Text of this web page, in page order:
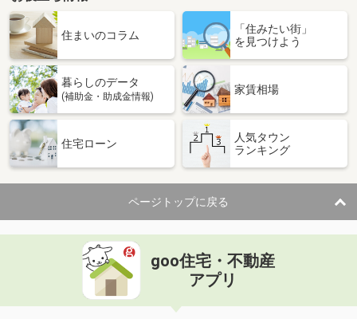
住まいのコラム
「住みたい街」
を見つけよう
暮らしのデータ
(補助金・助成金情報)
家賃相場
住宅ローン
人気タウン
ランキング
ページトップに戻る
goo住宅・不動産
アプリ